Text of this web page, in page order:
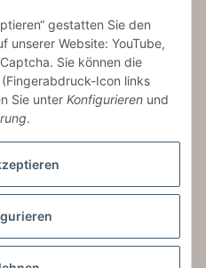
Abonnieren
zzgl.Versand
gestatten Sie den
unserer Website: YouTube,
Sie können die
Icon links
Sie unter Konfigurieren und
.